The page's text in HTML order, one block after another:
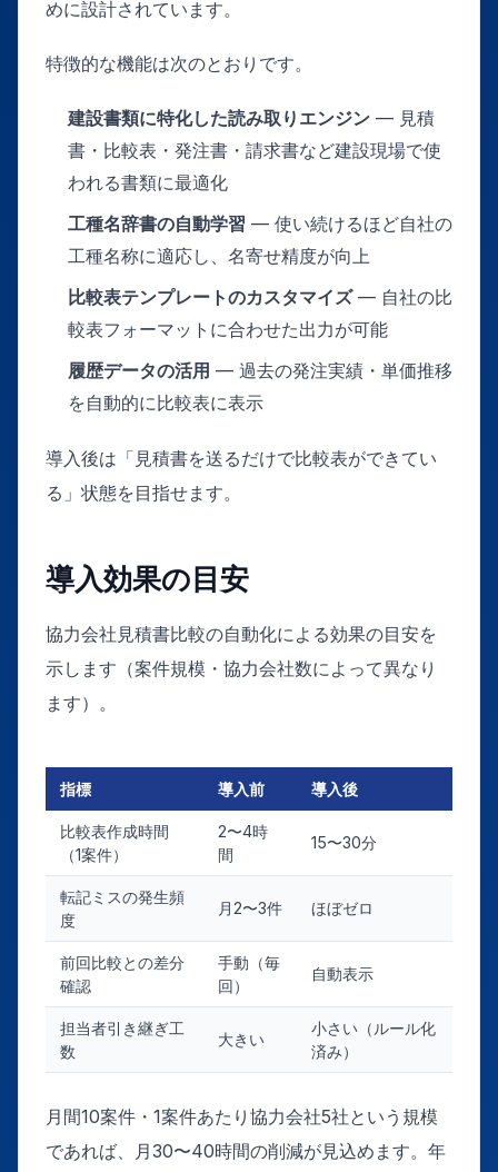
めに設計されています。
特徴的な機能は次のとおりです。
建設書類に特化した読み取りエンジン — 見積
書・比較表・発注書・請求書など建設現場で使
われる書類に最適化
工種名辞書の自動学習 — 使い続けるほど自社の
工種名称に適応し、名寄せ精度が向上
比較表テンプレートのカスタマイズ— 自社の比
較表フォーマットに合わせた出力が可能
履歴データの活用 — 過去の発注実績・単価推移
を自動的に比較表に表示
導入後は「見積書を送るだけで比較表ができてい
る」状態を目指せます。
導入効果の目安
協力会社見積書比較の自動化による効果の目安を
示します（案件規模・協力会社数によって異なり
ます）。
指標 導入前 導入後
比較表作成時間
（1案件）
2〜4時
間
15〜30分
転記ミスの発生頻
度
月2〜3件 ほぼゼロ
前回比較との差分
確認
手動（毎
回）
自動表示
担当者引き継ぎ工
数
大きい
小さい（ルール化
済み）
月間10案件・1案件あたり協力会社5社という規模
であれば、月30〜40時間の削減が見込めます。年